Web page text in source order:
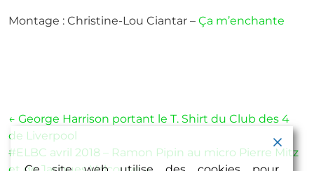
Montage : Christine-Lou Ciantar – Ça m’enchante
Navigation
de
l’article
← George Harrison portant le T. Shirt du Club des 4
de Liverpool
#ELBC avril 2018 – Ramon Pipin au micro Pierre Mitz